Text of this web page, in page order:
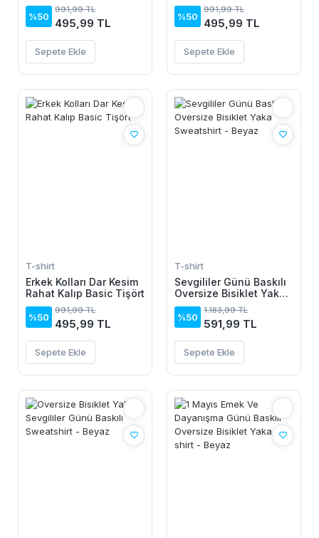
%50
991,99 TL
495,99 TL
Sepete Ekle
%50
991,99 TL
495,99 TL
Sepete Ekle
T-shirt
Erkek Kolları Dar Kesim
Rahat Kalıp Basic Tişört
%50
991,99 TL
495,99 TL
Sepete Ekle
T-shirt
Sevgililer Günü Baskılı
Oversize Bisiklet Yaka
Sweatshirt - Beyaz
%50
1.183,99 TL
591,99 TL
Sepete Ekle